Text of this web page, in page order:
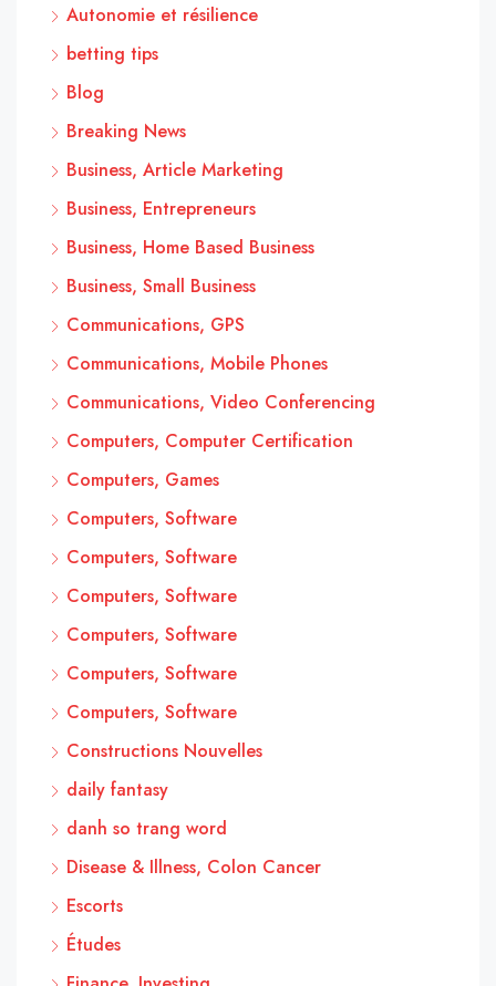
Autonomie et résilience
betting tips
Blog
Breaking News
Business, Article Marketing
Business, Entrepreneurs
Business, Home Based Business
Business, Small Business
Communications, GPS
Communications, Mobile Phones
Communications, Video Conferencing
Computers, Computer Certification
Computers, Games
Computers, Software
Computers, Software
Computers, Software
Computers, Software
Computers, Software
Computers, Software
Constructions Nouvelles
daily fantasy
danh so trang word
Disease & Illness, Colon Cancer
Escorts
Études